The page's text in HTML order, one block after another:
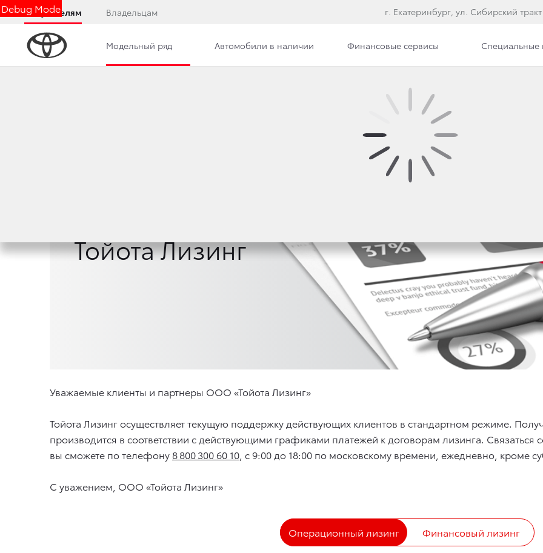
Debug Mode
Покупателям Владельцам г. Екатеринбург, ул. Сибирский
Модельный ряд Автомобили в наличии Финансовые сервисы Специальные
Тойота Лизинг
Уважаемые клиенты и партнеры ООО «Тойота Лизинг»
Тойота Лизинг осуществляет текущую поддержку действующих клиентов в стандартном режиме.
производится в соответствии с действующими графиками платежей к договорам лизинга.
вы сможете по телефону 8 800 300 60 10 , с 9:00 до 18:00 по московскому времени, ежедневно, кроме
С уважением, ООО «Тойота Лизинг»
Операционный лизинг Финансовый лизинг